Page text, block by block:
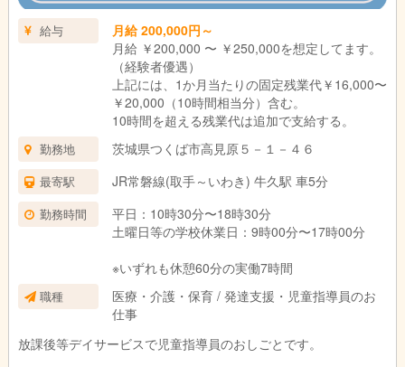
給与
月給 200,000円～
月給 ￥200,000 〜 ￥250,000を想定してます。
（経験者優遇）
上記には、1か月当たりの固定残業代￥16,000〜
￥20,000（10時間相当分）含む。
10時間を超える残業代は追加で支給する。
勤務地 茨城県つくば市高見原５－１－４６
最寄駅 JR常磐線(取手～いわき) 牛久駅 車5分
勤務時間
平日：10時30分〜18時30分
土曜日等の学校休業日：9時00分〜17時00分
※いずれも休憩60分の実働7時間
職種
医療・介護・保育 / 発達支援・児童指導員のお
仕事
放課後等デイサービスで児童指導員のおしごとです。